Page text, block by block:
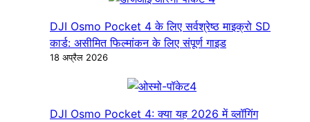
DJI Osmo Pocket 4 के लिए सर्वश्रेष्ठ माइक्रो SD
कार्ड: असीमित फिल्मांकन के लिए संपूर्ण गाइड
18 अप्रैल 2026
DJI Osmo Pocket 4: क्या यह 2026 में व्लॉगिंग